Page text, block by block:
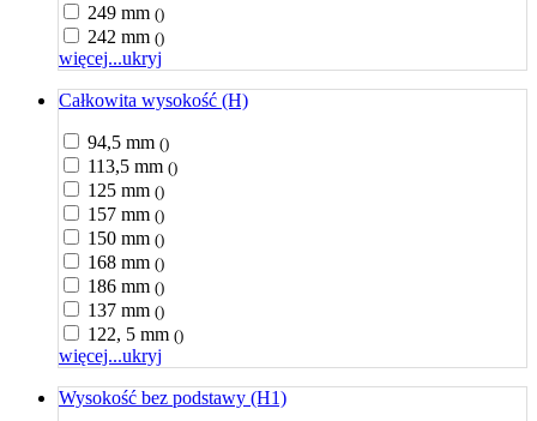
249 mm ()
242 mm ()
więcej...ukryj
Całkowita wysokość (H)
94,5 mm ()
113,5 mm ()
125 mm ()
157 mm ()
150 mm ()
168 mm ()
186 mm ()
137 mm ()
122, 5 mm ()
więcej...ukryj
Wysokość bez podstawy (H1)